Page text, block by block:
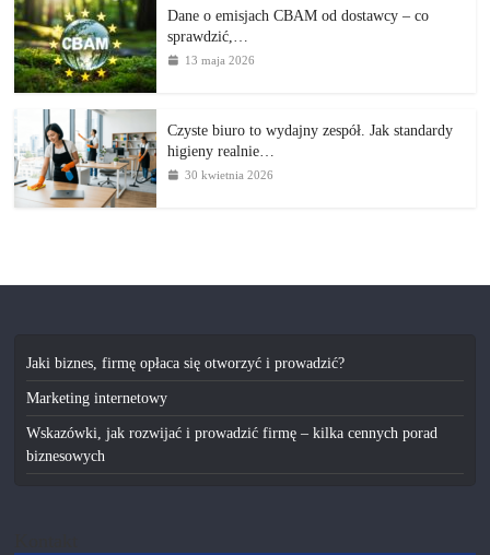
Dane o emisjach CBAM od dostawcy – co
sprawdzić,…
13 maja 2026
Czyste biuro to wydajny zespół. Jak standardy
higieny realnie…
30 kwietnia 2026
Jaki biznes, firmę opłaca się otworzyć i prowadzić?
Marketing internetowy
Wskazówki, jak rozwijać i prowadzić firmę – kilka cennych porad
biznesowych